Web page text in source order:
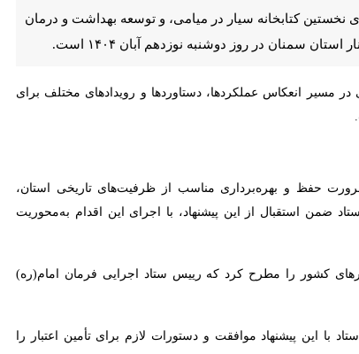
نخستین کتابخانه سیار در میامی، و توسعه بهداشت و درمان
دوشنبه نوزدهم آبان ۱۴۰۴ است.
انعکاس عملکردها، دستاوردها و رویدادهای مختلف برای
حفظ و بهره‌برداری مناسب از ظرفیت‌های تاریخی استان، خواستار
از این پیشنهاد، با اجرای این اقدام به‌محوریت استاندار سمنان
را مطرح کرد که رییس ستاد اجرایی فرمان امام(ره) ضمن
موافقت و دستورات لازم برای تأمین اعتبار را صادر کرد.